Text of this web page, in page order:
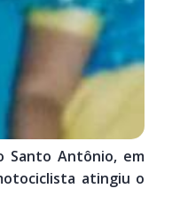
Santo Antônio, em
atingiu o